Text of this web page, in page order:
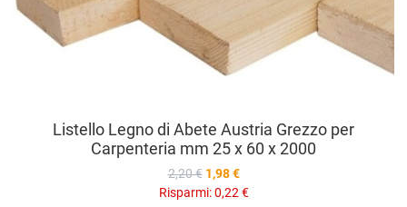
Listello Legno di Abete Austria Grezzo per
Carpenteria mm 25 x 60 x 2000
2,20 € 1,98 €
Risparmi:0,22 €